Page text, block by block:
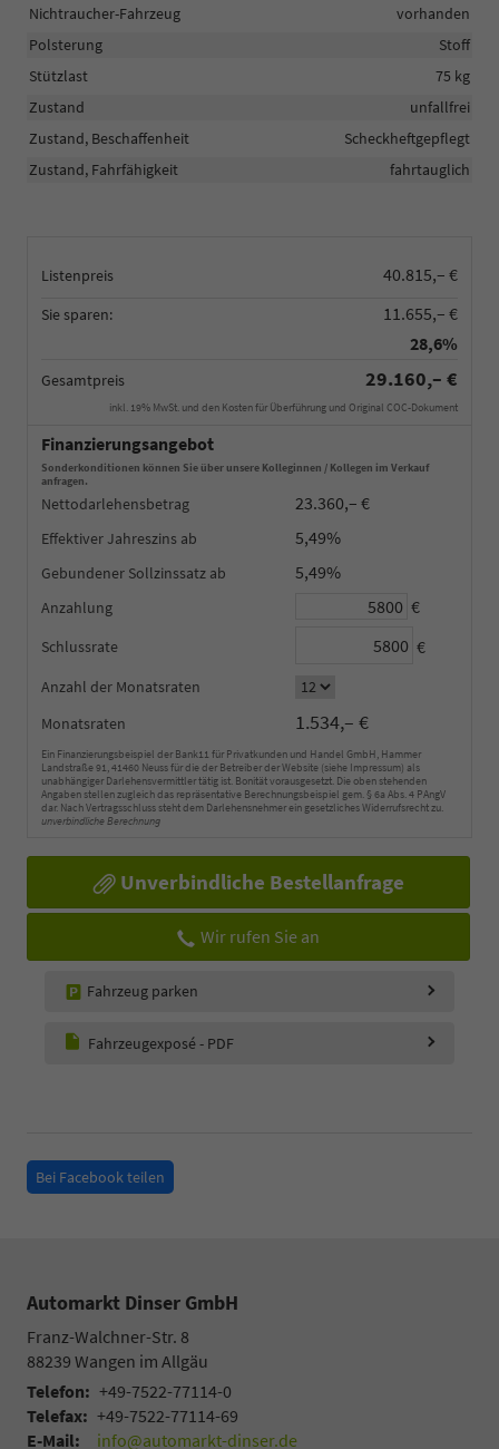
Listenpreis 40.815,– €
Sie sparen:
11.655,– €
28,6%
Gesamtpreis 29.160,– €
inkl. 19% MwSt. und den Kosten für Überführung und Original COC-Dokument
Finanzierungsangebot
Sonderkonditionen können Sie über unsere Kolleginnen / Kollegen im Verkauf
anfragen.
Nettodarlehensbetrag 23.360,– €
Effektiver Jahreszins 5,49%
Gebundener Sollzinssatz 5,49%
Anzahlung €
Schlussrate €
Anzahl der Monatsraten
Monatsraten
1.534,– €
Ein Finanzierungsbeispiel der Bank11 für Privatkunden und Handel GmbH, Hammer
Landstraße 91, 41460 Neuss für die der Betreiber der Website (siehe Impressum) als
unabhängiger Darlehensvermittler tätig ist. Bonität vorausgesetzt. Die oben stehenden
Angaben stellen zugleich das repräsentative Berechnungsbeispiel gem. § 6a Abs. 4 PAngV
dar. Nach Vertragsschluss steht dem Darlehensnehmer ein gesetzliches Widerrufsrecht zu.
unverbindliche Berechnung
Unverbindliche Bestellanfrage
Wir rufen Sie an
Fahrzeug parken
Fahrzeugexposé - PDF
Nichtraucher-Fahrzeug
vorhanden
Polsterung
Stoff
Stützlast
75 kg
Zustand
unfallfrei
Zustand, Beschaffenheit
Scheckheftgepflegt
Zustand, Fahrfähigkeit
fahrtauglich
Bei Facebook teilen
Automarkt Dinser GmbH
Franz-Walchner-Str. 8
88239 Wangen im Allgäu
Telefon: +49-7522-77114-0
Telefax: +49-7522-77114-69
E-Mail:
info@automarkt-dinser.de